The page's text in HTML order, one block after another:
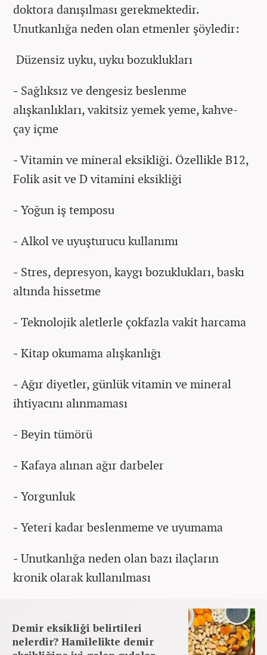
doktora danışılması gerekmektedir.
Unutkanlığa neden olan etmenler şöyledir:
Düzensiz uyku, uyku bozuklukları
- Sağlıksız ve dengesiz beslenme
alışkanlıkları, vakitsiz yemek yeme, kahve-
çay içme
-Vitamin ve mineral eksikliği. Özellikle B12,
Folik asit ve D vitamini eksikliği
- Yoğun iş temposu
- Alkol ve uyuşturucu kullanımı
- Stres, depresyon, kaygı bozuklukları, baskı
altında hissetme
- Teknolojik aletlerle çokfazla vakit harcama
- Kitap okumama alışkanlığı
- Ağır diyetler, günlük vitamin ve mineral
ihtiyacını alınmaması
- Beyin tümörü
- Kafaya alınan ağır darbeler
- Yorgunluk
- Yeteri kadar beslenmeme ve uyumama
- Unutkanlığa neden olan bazı ilaçların
kronik olarak kullanılması
Demir eksikliği belirtileri
nelerdir? Hamilelikte demir